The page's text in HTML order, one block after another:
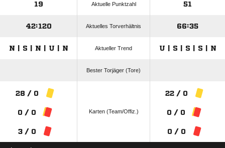
19 Aktuelle Punktzahl 51
42:120 Aktuelles Torverhältnis 66:35
N | S | N | U | N Aktueller Trend U | S | S | S | N
Bester Torjäger (Tore)
28 / 0
0 / 0
3 / 0
Karten (Team/Offiz.)
22 / 0
0 / 0
0 / 0